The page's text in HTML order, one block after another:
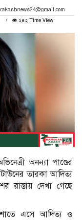
২৪২ Time View
অনন্যা পাণ্ডের
তারকা আদিত্য
রাস্তায় দেখা গেছে
এসে আদিত্য ও